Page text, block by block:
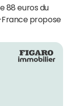
88 euros du
France propose